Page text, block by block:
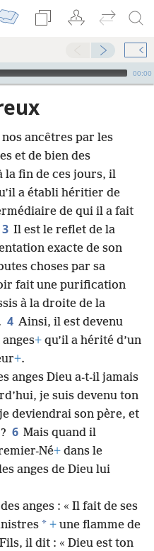
00:00
ancêtres par les
et de bien des
la fin de ces jours, il
a établi héritier de
de qui il a fait
3 Il est le reflet de la
exacte de son
choses par sa
fait une purification
à la droite de la
4 Ainsi, il est devenu
+ qu’il a hérité d’un
+.
anges Dieu a-t-il jamais
je suis devenu ton
deviendrai son père, et
6 Mais quand il
Né+ dans le
anges de Dieu lui
anges : « Il fait de ses
* + une flamme de
il dit : « Dieu est ton